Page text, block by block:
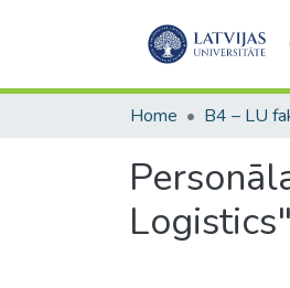
Home